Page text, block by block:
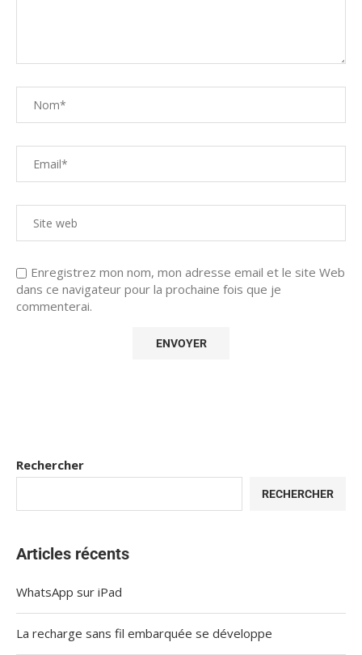
Enregistrez mon nom, mon adresse email et le site Web
dans ce navigateur pour la prochaine fois que je
commenterai.
Rechercher
RECHERCHER
Articles récents
WhatsApp sur iPad
La recharge sans fil embarquée se développe